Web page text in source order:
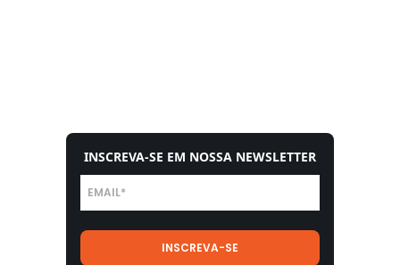
INSCREVA-SE EM NOSSA NEWSLETTER